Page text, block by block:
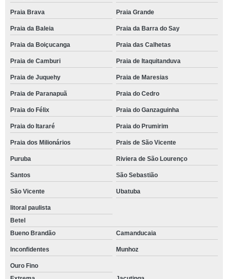
Praia Brava Praia Grande
Praia da Baleia Praia da Barra do Say
Praia da Boiçucanga Praia das Calhetas
Praia de Camburi Praia de Itaquitanduva
Praia de Juquehy Praia de Maresias
Praia de Paranapuã Praia do Cedro
Praia do Félix Praia do Ganzaguinha
Praia do Itararé Praia do Prumirim
Praia dos Milionários Prais de São Vicente
Puruba Riviera de São Lourenço
Santos São Sebastião
São Vicente Ubatuba
litoral paulista
Betel
Bueno Brandão
Camanducaia
Inconfidentes Munhoz
Ouro Fino